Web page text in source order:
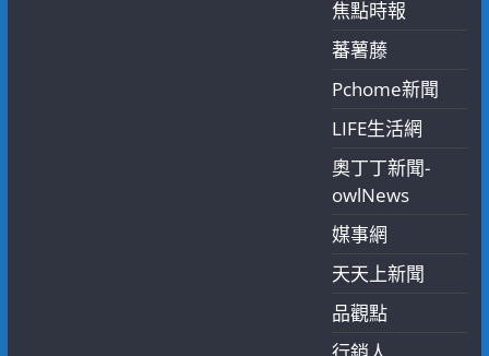
焦點時報
蕃薯藤
Pchome新聞
LIFE生活網
奧丁丁新聞-
owlNews
媒事網
天天上新聞
品觀點